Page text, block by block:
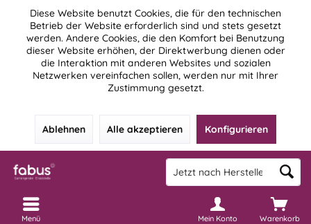
Diese Website benutzt Cookies, die für den technischen
Betrieb der Website erforderlich sind und stets gesetzt
werden. Andere Cookies, die den Komfort bei Benutzung
dieser Website erhöhen, der Direktwerbung dienen oder
die Interaktion mit anderen Websites und sozialen
Netzwerken vereinfachen sollen, werden nur mit Ihrer
Zustimmung gesetzt.
Ablehnen Alle akzeptieren Konfigurieren
Warenkorb
Mein Konto
Menü